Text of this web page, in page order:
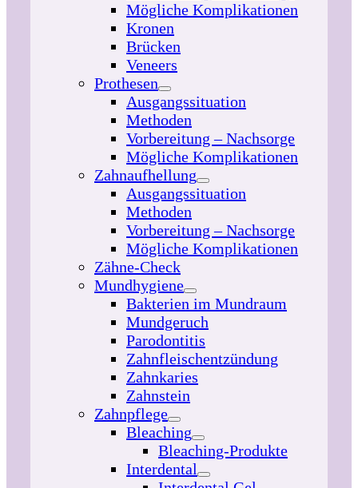
Mögliche Komplikationen
Kronen
Brücken
Veneers
Prothesen
Ausgangssituation
Methoden
Vorbereitung – Nachsorge
Mögliche Komplikationen
Zahnaufhellung
Ausgangssituation
Methoden
Vorbereitung – Nachsorge
Mögliche Komplikationen
Zähne-Check
Mundhygiene
Bakterien im Mundraum
Mundgeruch
Parodontitis
Zahnfleischentzündung
Zahnkaries
Zahnstein
Zahnpflege
Bleaching
Bleaching-Produkte
Interdental